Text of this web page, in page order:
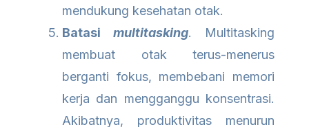
mendukung kesehatan otak.
Batasi multitasking. Multitasking
membuat otak terus-menerus
berganti fokus, membebani memori
kerja dan mengganggu konsentrasi.
Akibatnya, produktivitas menurun